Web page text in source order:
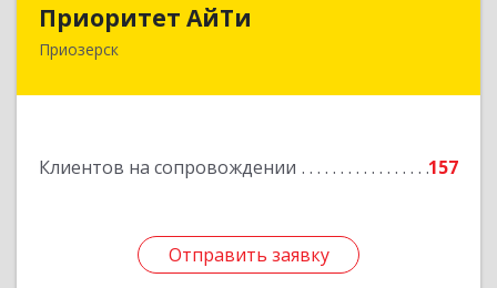
Приоритет АйТи
Приозерск
Клиентов на сопровождении 157
Отправить заявку
188760, Ленинградская обл, Приозерский р-н,
Подробнее
Отправить заявку